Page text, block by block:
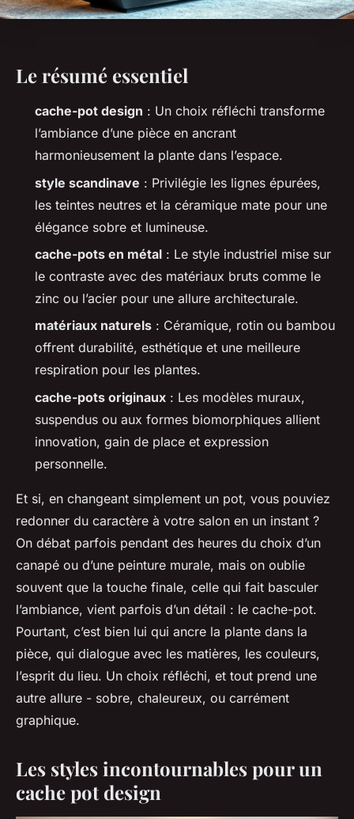
Le résumé essentiel
cache-pot design : Un choix réfléchi transforme
l’ambiance d’une pièce en ancrant
harmonieusement la plante dans l’espace.
style scandinave : Privilégie les lignes épurées,
les teintes neutres et la céramique mate pour une
élégance sobre et lumineuse.
cache-pots en métal : Le style industriel mise sur
le contraste avec des matériaux bruts comme le
zinc ou l’acier pour une allure architecturale.
matériaux naturels : Céramique, rotin ou bambou
offrent durabilité, esthétique et une meilleure
respiration pour les plantes.
cache-pots originaux : Les modèles muraux,
suspendus ou aux formes biomorphiques allient
innovation, gain de place et expression
personnelle.
Et si, en changeant simplement un pot, vous pouviez
redonner du caractère à votre salon en un instant ?
On débat parfois pendant des heures du choix d’un
canapé ou d’une peinture murale, mais on oublie
souvent que la touche finale, celle qui fait basculer
l’ambiance, vient parfois d’un détail : le cache-pot.
Pourtant, c’est bien lui qui ancre la plante dans la
pièce, qui dialogue avec les matières, les couleurs,
l’esprit du lieu. Un choix réfléchi, et tout prend une
autre allure - sobre, chaleureux, ou carrément
graphique.
Les styles incontournables pour un
cache pot design